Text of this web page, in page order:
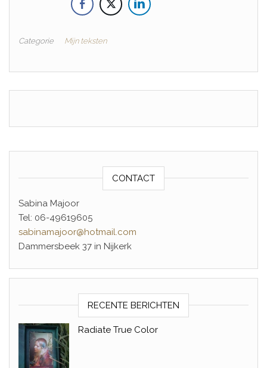
Categorie Mijn teksten
CONTACT
Sabina Majoor
Tel: 06-49619605
sabinamajoor@hotmail.com
Dammersbeek 37 in Nijkerk
RECENTE BERICHTEN
Radiate True Color